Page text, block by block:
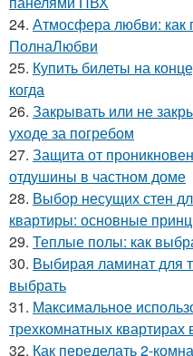
24. Атмосфера любви: как
ПолнаЛюбви
25. Купить билеты на
когда
26. Закрывать или не
уходе за погребом
27. Защита от
отдушины в частном доме
28. Выбор несущих стен
квартиры: основные
29. Теплые полы: как
30. Выбирая ламинат для
выбрать
31. Максимальное
трехкомнатных квартирах
32. Как переделать 2-